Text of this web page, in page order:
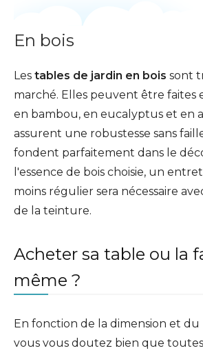
En bois
Les tables de jardin en bois sont
marché. Elles peuvent être faites
en bambou, en eucalyptus et en
assurent une robustesse sans
fondent parfaitement dans le
l'essence de bois choisie, un
moins régulier sera nécessaire
de la teinture.
Acheter sa table ou la
même ?
En fonction de la dimension et
vous vous doutez bien que